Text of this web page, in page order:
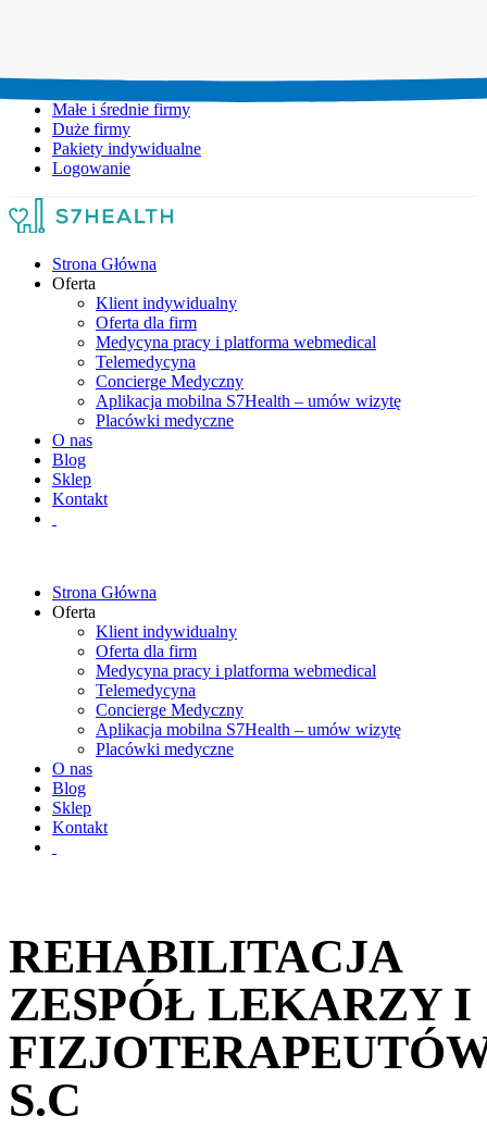
Małe i średnie firmy
Duże firmy
Pakiety indywidualne
Logowanie
Strona Główna
Oferta
Klient indywidualny
Oferta dla firm
Medycyna pracy i platforma webmedical
Telemedycyna
Concierge Medyczny
Aplikacja mobilna S7Health – umów wizytę
Placówki medyczne
O nas
Blog
Sklep
Kontakt
Strona Główna
Oferta
Klient indywidualny
Oferta dla firm
Medycyna pracy i platforma webmedical
Telemedycyna
Concierge Medyczny
Aplikacja mobilna S7Health – umów wizytę
Placówki medyczne
O nas
Blog
Sklep
Kontakt
REHABILITACJA
ZESPÓŁ LEKARZY I
S.C